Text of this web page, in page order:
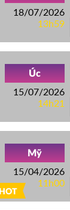
18/07/2026
13h59
Úc
15/07/2026
14h21
HOT
Mỹ
15/04/2026
11h00